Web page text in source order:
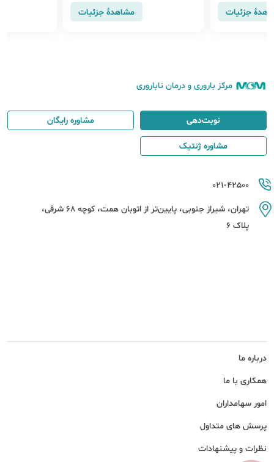
یائسگی پیش
جزئیات مشاهدهٔ جزئیات
مرکز باروری و درمان ناباروری
درباره ما
همکاری با ما
امور سهامداران
پرسش های متداول
نظرات و پیشنهادات
021-42500
تهران، شیراز جنوبی، پایین‌تر از اتوبان همت، کوچه 68 شرقی،
پلاک 6
نوبت‌دهی مشاوره رایگان
مشاوره ژنتیک